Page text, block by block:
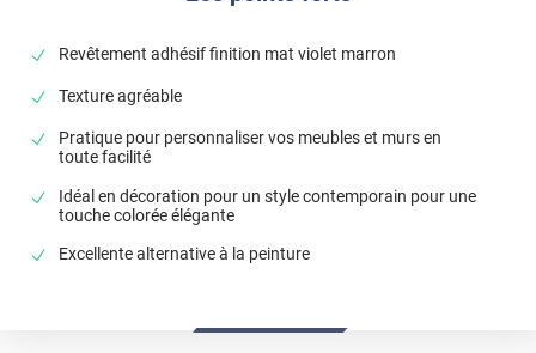
Revêtement adhésif finition mat violet marron
Texture agréable
Pratique pour personnaliser vos meubles et murs en
toute facilité
Idéal en décoration pour un style contemporain pour une
touche colorée élégante
Excellente alternative à la peinture